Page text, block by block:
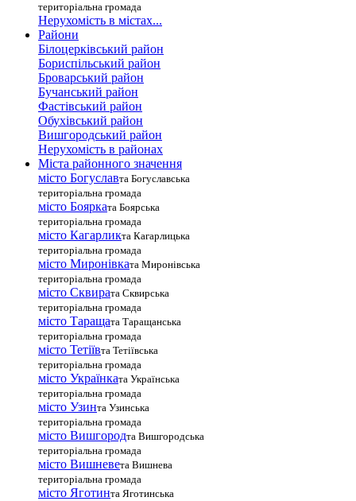
територіальна громада
Нерухомість в містах...
Райони
Білоцерківський район
Бориспільський район
Броварський район
Бучанський район
Фастівський район
Обухівський район
Вишгородський район
Нерухомість в районах
Міста районного значення
місто Богуславта Богуславська
територіальна громада
місто Боярката Боярська
територіальна громада
місто Кагарликта Кагарлицька
територіальна громада
місто Миронівката Миронівська
територіальна громада
місто Сквирата Сквирська
територіальна громада
місто Таращата Таращанська
територіальна громада
місто Тетіївта Тетіївська
територіальна громада
місто Українката Українська
територіальна громада
місто Узинта Узинська
територіальна громада
місто Вишгородта Вишгородська
територіальна громада
місто Вишневета Вишнева
територіальна громада
місто Яготинта Яготинська